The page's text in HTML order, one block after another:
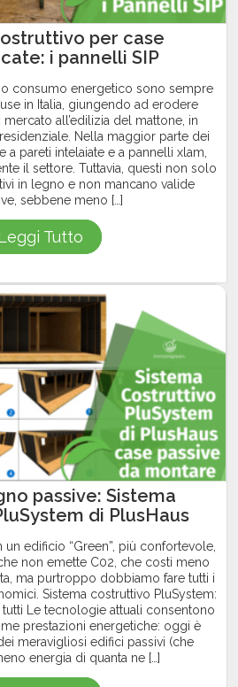
per case
i pannelli SIP
consumo energetico sono sempre
in Italia, giungendo ad erodere
mercato all’edilizia del mattone, in
Nella maggior parte dei
a pareti intelaiate e a pannelli xlam,
il settore. Tuttavia, questi non solo
in legno e non mancano valide
sebbene meno […]
Tutto
passive: Sistema
di PlusHaus
edificio “Green”, più confortevole,
non emette C02, che costi meno
ma purtroppo dobbiamo fare tutti i
Sistema costruttivo PluSystem:
Le tecnologie attuali consentono
prestazioni energetiche: oggi è
meravigliosi edifici passivi (che
energia di quanta ne […]